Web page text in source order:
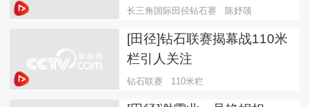
长三角国际田径钻石赛 陈妤颉
[田径]钻石联赛揭幕战110米
栏引人关注
钻石联赛 110米栏